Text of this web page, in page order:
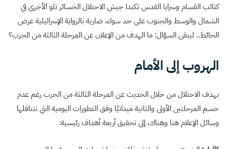
كتائب القسام وسرايا القدس تكبدا جيش الاحتلال الخسائر تلو الأخرى في
الشمال والوسط والجنوب على حد سواء، ضاربة بالرواية الإسرائيلية عرض
الحائط.. ليبقى السؤال: ما الهدف من الإعلان عن المرحلة الثالثة من الحرب؟
الهروب إلى الأمام
يهدف الاحتلال من خلال الحديث عن المرحلة الثالثة من الحرب رغم عدم
حسم المرحلتين الأولى والثانية ميدانيًا وفق التطورات اليومية التي تتناقلها
وسائل الإعلام هنا وهناك، إلى تحقيق أربعة أهداف رئيسية: